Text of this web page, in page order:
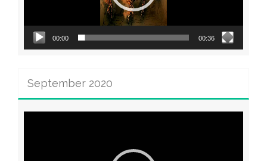
00:00 00:36
September 2020